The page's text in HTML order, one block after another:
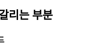
리는 부분